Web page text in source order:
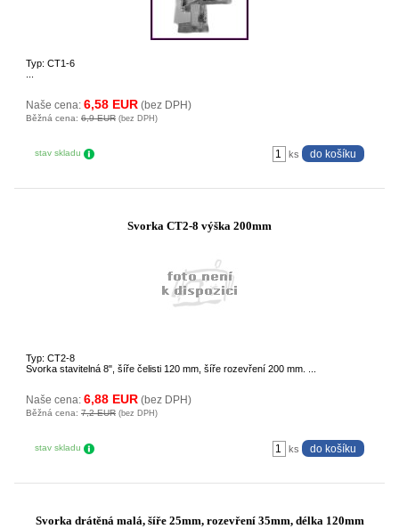
Typ: CT1-6
Naše cena: 6,58 EUR (bez DPH)
Běžná cena: 6,9 EUR (bez DPH)
stav skladu ks
Svorka CT2-8 výška 200mm
Typ: CT2-8
Svorka stavitelná 8", šíře čelisti 120 mm, šíře rozevření 200 mm. ...
Naše cena: 6,88 EUR (bez DPH)
Běžná cena: 7,2 EUR (bez DPH)
stav skladu ks
Svorka drátěná malá, šíře 25mm, rozevření 35mm, délka 120mm